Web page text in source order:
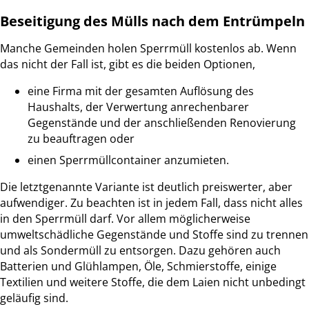
Beseitigung des Mülls nach dem Entrümpeln
Manche Gemeinden holen Sperrmüll kostenlos ab. Wenn
das nicht der Fall ist, gibt es die beiden Optionen,
eine Firma mit der gesamten Auflösung des
Haushalts, der Verwertung anrechenbarer
Gegenstände und der anschließenden Renovierung
zu beauftragen oder
einen Sperrmüllcontainer anzumieten.
Die letztgenannte Variante ist deutlich preiswerter, aber
aufwendiger. Zu beachten ist in jedem Fall, dass nicht alles
in den Sperrmüll darf. Vor allem möglicherweise
umweltschädliche Gegenstände und Stoffe sind zu trennen
und als Sondermüll zu entsorgen. Dazu gehören auch
Batterien und Glühlampen, Öle, Schmierstoffe, einige
Textilien und weitere Stoffe, die dem Laien nicht unbedingt
geläufig sind.